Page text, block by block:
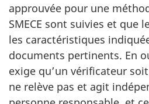
approuvée pour une
SMECE sont suivies et que
les caractéristiques
documents pertinents. En
exige qu’un vérificateur
ne relève pas et agit